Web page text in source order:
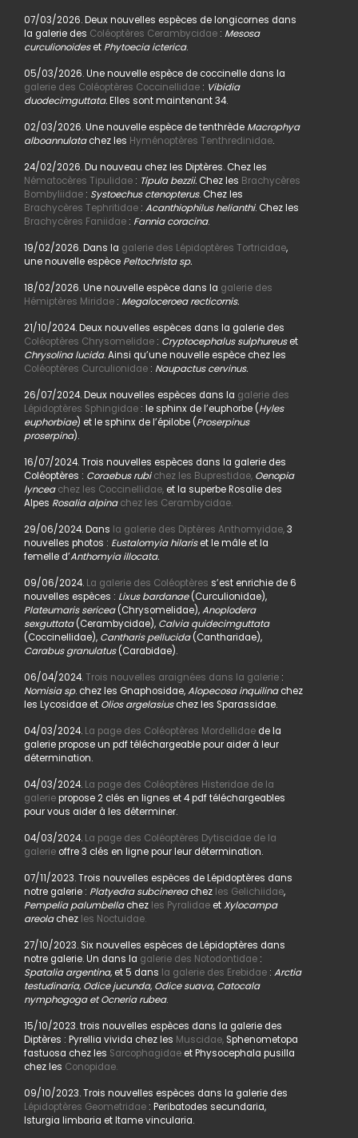
07/03/2026. Deux nouvelles espèces de longicornes dans
la galerie des Coléoptères Cerambycidae: Mesosa
curculionoideset Phytoecia icterica.
05/03/2026. Une nouvelle espèce de coccinelle dans la
galerie des Coléoptères Coccinellidae: Vibidia
duodecimguttata.Elles sont maintenant 34.
02/03/2026. Une nouvelle espèce de tenthrède Macrophya
alboannulatachez les Hyménoptères Tenthredinidae.
24/02/2026. Du nouveau chez les Diptères. Chez les
Nématocères Tipulidae: Tipula bezzii. Chez les Brachycères
Bombyliidae: Systoechus ctenopterus. Chez les
Brachycères Tephritidae: Acanthiophilus helianthi. Chez les
Brachycères Faniidae: Fannia coracina.
19/02/2026. Dans la galerie des Lépidoptères Tortricidae,
une nouvelle espèce Peltochrista sp.
18/02/2026. Une nouvelle espèce dans la galerie des
Hémiptères Miridae: Megaloceroea recticornis.
21/10/2024. Deux nouvelles espèces dans la galerie des
Coléoptères Chrysomelidae: Cryptocephalus sulphureuset
Chrysolina lucida. Ainsi qu’une nouvelle espèce chez les
Coléoptères Curculionidae : Naupactus cervinus.
26/07/2024. Deux nouvelles espèces dans la galerie des
Lépidoptères Sphingidae: le sphinx de l’euphorbe (Hyles
euphorbiae) et le sphinx de l’épilobe (Proserpinus
proserpina).
16/07/2024. Trois nouvelles espèces dans la galerie des
Coléoptères : Coraebus rubi chez les Buprestidae, Oenopia
lyncea chez les Coccinellidae,et la superbe Rosalie des
Alpes Rosalia alpina chez les Cerambycidae.
29/06/2024. Dans la galerie des Diptères Anthomyidae,3
nouvelles photos : Eustalomyia hilariset le mâle et la
femelle d’Anthomyia illocata.
09/06/2024.La galerie des Coléoptères s’est enrichie de 6
nouvelles espèces : Lixus bardanae(Curculionidae),
Plateumaris sericea(Chrysomelidae),Anoplodera
sexguttata(Cerambycidae), Calvia quidecimguttata
(Coccinellidae), Cantharis pellucida(Cantharidae),
Carabus granulatus(Carabidae).
06/04/2024.Trois nouvelles araignées dans la galerie:
Nomisia sp. chez les Gnaphosidae,Alopecosa inquilinachez
les Lycosidae et Olios argelasiuschez les Sparassidae.
04/03/2024. La page des Coléoptères Mordellidaede la
galerie propose un pdf téléchargeable pour aider à leur
détermination.
04/03/2024. La page des Coléoptères Histeridae de la
galeriepropose 2 clés en lignes et 4 pdf téléchargeables
pour vous aider à les déterminer.
04/03/2024. La page des Coléoptères Dytiscidae de la
galerieoffre 3 clés en ligne pour leur détermination.
07/11/2023. Trois nouvelles espèces de Lépidoptères dans
notre galerie : Platyedra subcinereachez les Gelichiidae,
Pempelia palumbellachez les PyralidaeetXylocampa
areolachez les Noctuidae.
27/10/2023. Six nouvelles espèces de Lépidoptères dans
notre galerie. Un dans la galerie des Notodontidae:
Spatalia argentina, et 5 dans la galerie des Erebidae: Arctia
testudinaria, Odice jucunda, Odice suava, Catocala
nymphogoga et Ocneria rubea.
15/10/2023. trois nouvelles espèces dans la galerie des
Diptères : Pyrellia vivida chez les Muscidae,Sphenometopa
fastuosa chez les Sarcophagidaeet Physocephala pusilla
chez les Conopidae.
09/10/2023. Trois nouvelles espèces dans la galerie des
Lépidoptères Geometridae: Peribatodes secundaria,
Isturgia limbaria et Itame vincularia.